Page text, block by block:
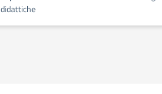
didattiche